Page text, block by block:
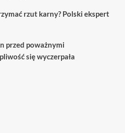
rzut karny? Polski ekspert
przed poważnymi
się wyczerpała